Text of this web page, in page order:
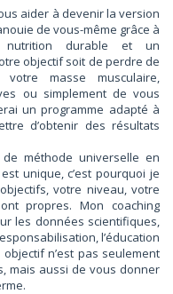
aider à devenir la version
de vous-même grâce à
nutrition durable et un
objectif soit de perdre de
masse musculaire,
ou simplement de vous
un programme adapté à
d’obtenir des résultats
de méthode universelle en
unique, c’est pourquoi je
votre niveau, votre
propres. Mon coaching
les données scientifiques,
l’éducation
n’est pas seulement
mais aussi de vous donner